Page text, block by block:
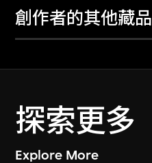
創作者的其他藏品
探索更多
Explore More